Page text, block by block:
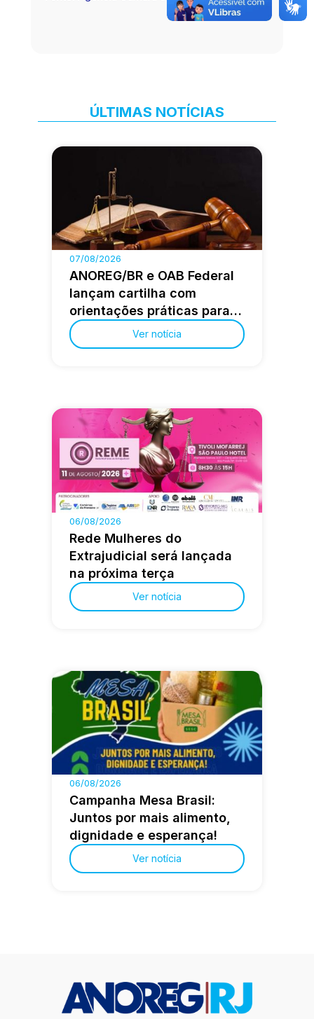
ÚLTIMAS NOTÍCIAS
07/08/2026
ANOREG/BR e OAB Federal
lançam cartilha com
orientações práticas para a
advocacia extrajudicial
Ver notícia
06/08/2026
Rede Mulheres do
Extrajudicial será lançada
na próxima terça
Ver notícia
06/08/2026
Campanha Mesa Brasil:
Juntos por mais alimento,
dignidade e esperança!
Ver notícia